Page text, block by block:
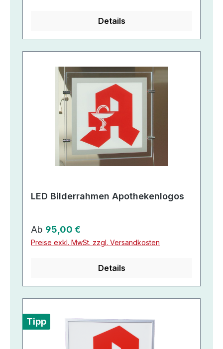
Details
LED Bilderrahmen Apothekenlogos
Regulärer Preis:
Ab 95,00 €
Preise exkl. MwSt. zzgl. Versandkosten
Details
Tipp